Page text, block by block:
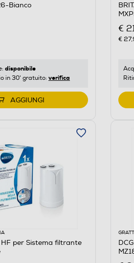
Bianco
disponibile
in 30' gratuito: verifica
AGGIUNGI
€
€
per Sistema filtrante